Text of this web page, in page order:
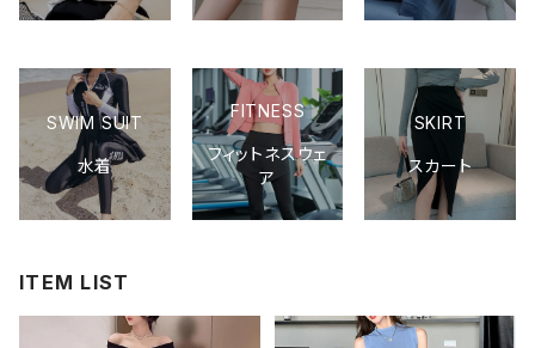
SWIM SUIT
水着
FITNESS
フィットネスウェ
ア
SKIRT
スカート
ITEM LIST